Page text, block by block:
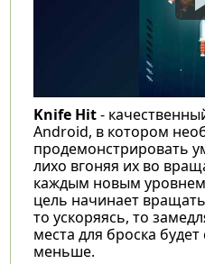
Knife Hit-
Android, в котором
продемонстрировать
лихо вгоняя их во
каждым новым уровнем
цель начинает
то ускоряясь, то
места для броска
меньше.